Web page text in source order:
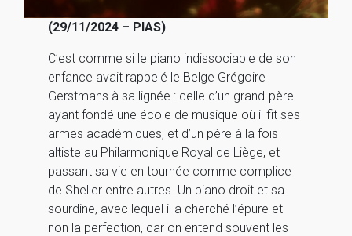
(29/11/2024 – PIAS)
C’est comme si le piano indissociable de son
enfance avait rappelé le Belge Grégoire
Gerstmans à sa lignée : celle d’un grand-père
ayant fondé une école de musique où il fit ses
armes académiques, et d’un père à la fois
altiste au Philarmonique Royal de Liège, et
passant sa vie en tournée comme complice
de Sheller entre autres. Un piano droit et sa
sourdine, avec lequel il a cherché l’épure et
non la perfection, car on entend souvent les